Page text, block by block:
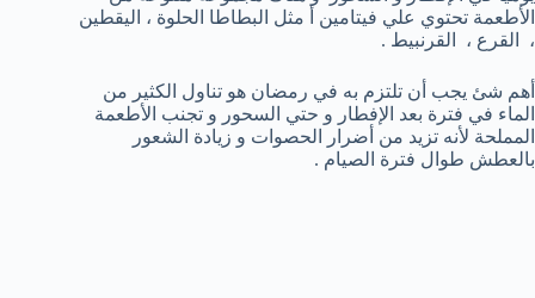
الأطعمة تحتوي علي فيتامين أ مثل البطاطا الحلوة ، اليقطين
، القرع ، القرنبيط .
أهم شئ يجب أن تلتزم به في رمضان هو تناول الكثير من
الماء في فترة بعد الإفطار و حتي السحور و تجنب الأطعمة
المملحة لأنه تزيد من أضرار الحصوات و زيادة الشعور
بالعطش طوال فترة الصيام .